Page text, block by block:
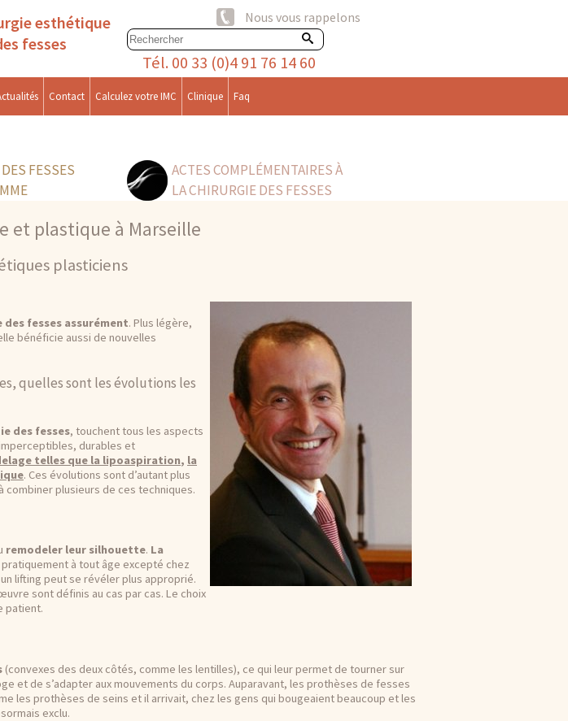
esthétique
fesses
Nous vous rappelons
Tél. 00 33 (0)4 91 76 14 60
Contact Calculez votre IMC Clinique Faq
FESSES
ACTES COMPLÉMENTAIRES À
LA CHIRURGIE DES FESSES
et plastique à Marseille
plasticiens
des fesses assurément. Plus légère,
bénéficie aussi de nouvelles
quelles sont les évolutions les
des fesses, touchent tous les aspects
durables et
telles que la lipoaspiration, la
. Ces évolutions sont d’autant plus
plusieurs de ces techniques.
remodeler leur silhouette. La
pratiquement à tout âge excepté chez
lifting peut se révéler plus approprié.
sont définis au cas par cas. Le choix
patient.
(convexes des deux côtés, comme les lentilles), ce qui leur permet de tourner sur
et de s’adapter aux mouvements du corps. Auparavant, les prothèses de fesses
les prothèses de seins et il arrivait, chez les gens qui bougeaient beaucoup et les
exclu.